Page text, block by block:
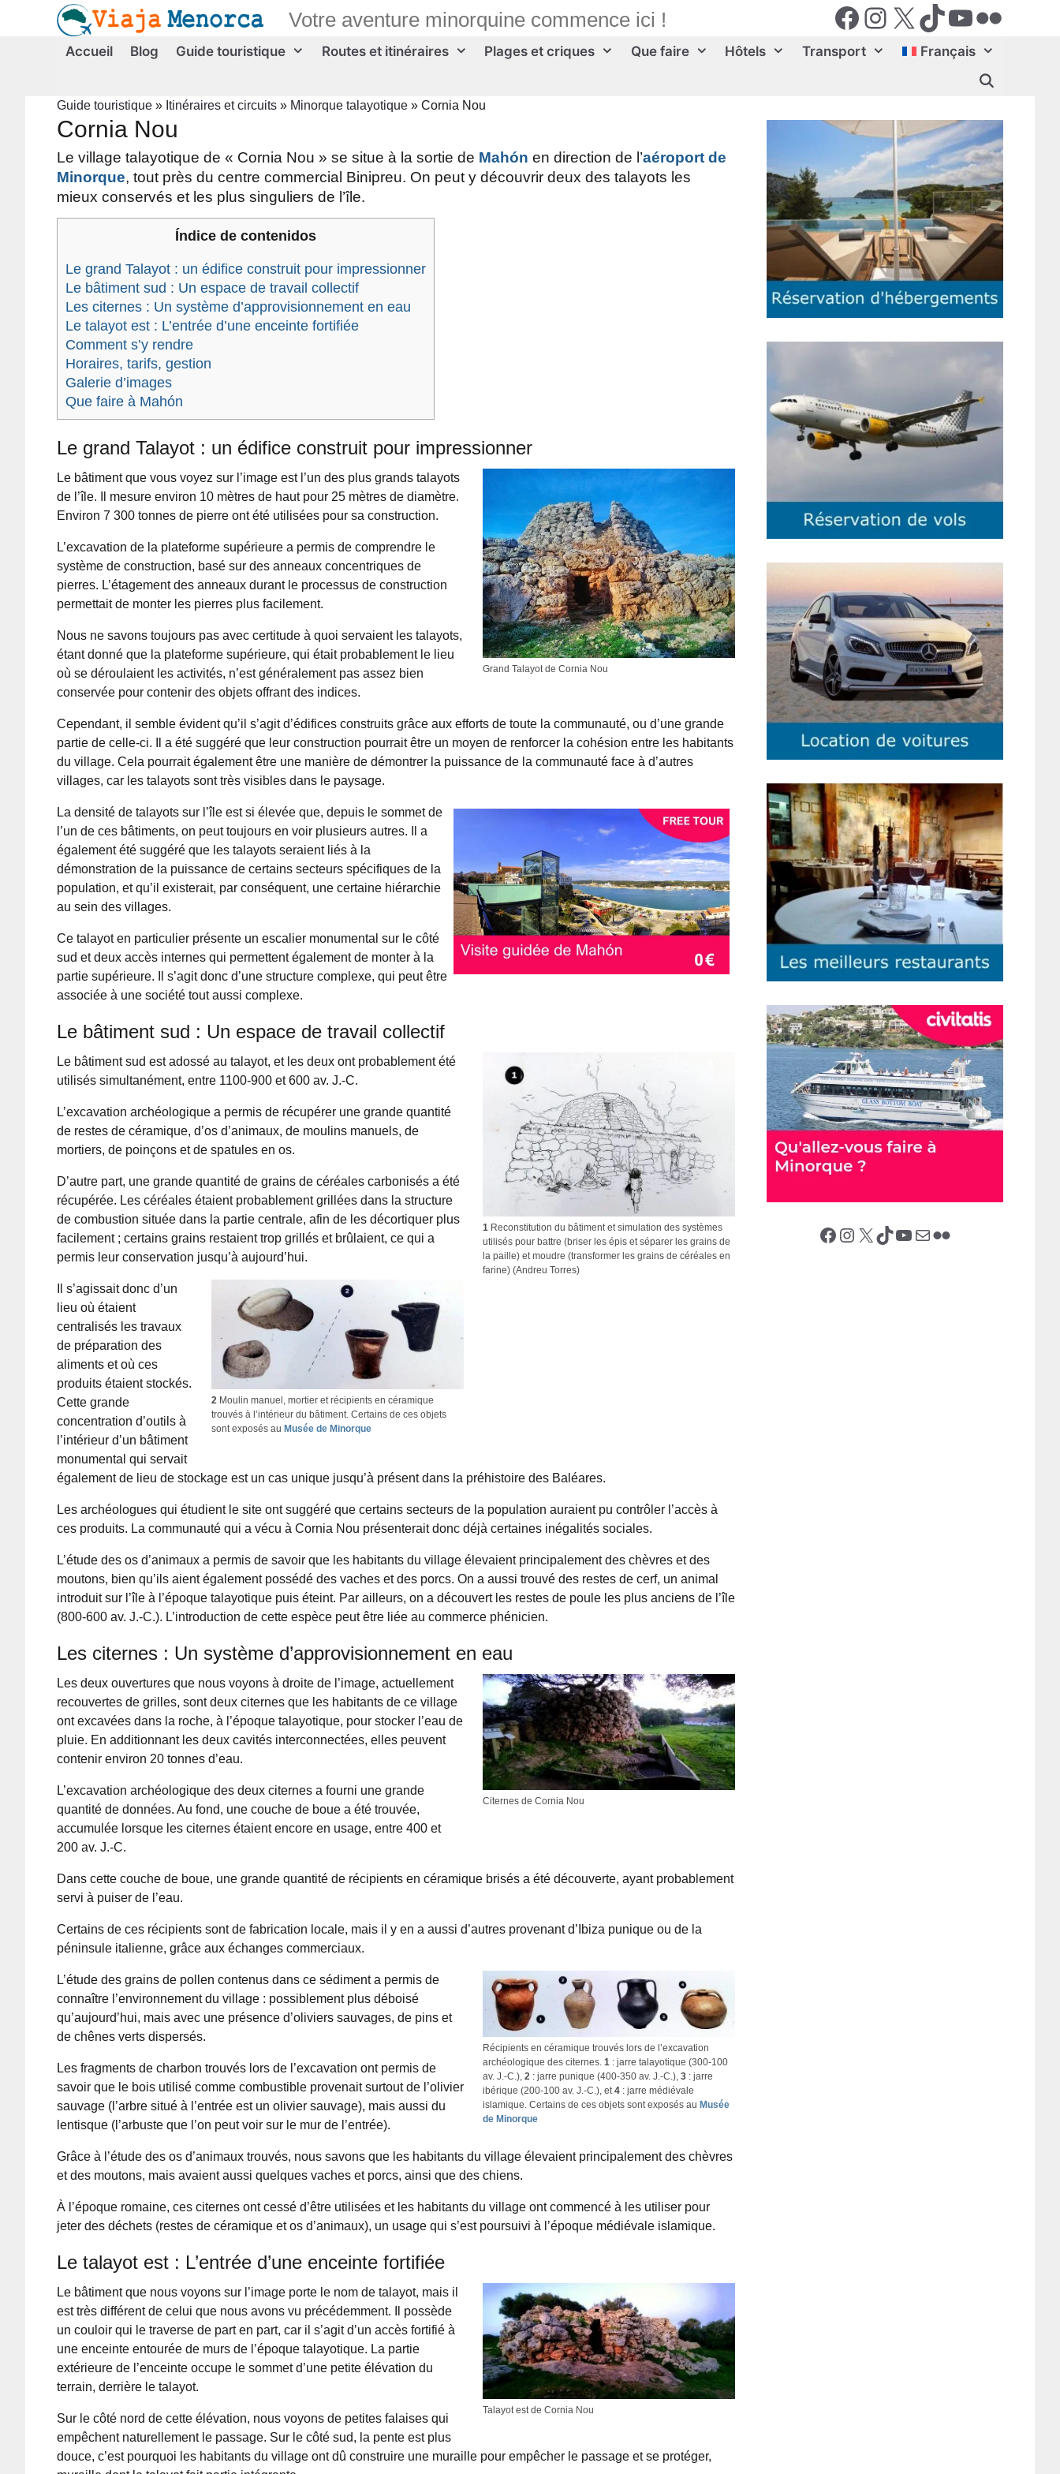
Facebook
Instagram
X (Twiter)
TikTok
YouTube
Flickr
Votre aventure minorquine commence ici !
Accueil Blog Guide touristique Routes et itinéraires Plages et criques Que faire Hôtels Transport Français
Guide touristique » Itinéraires et circuits » Minorque talayotique » Cornia Nou
Cornia Nou
Le village talayotique de « Cornia Nou » se situe à la sortie de Mahón en direction de l’aéroport de
Minorque, tout près du centre commercial Binipreu. On peut y découvrir deux des talayots les
mieux conservés et les plus singuliers de l’île.
Índice de contenidos
Le grand Talayot : un édifice construit pour impressionner
Le bâtiment sud : Un espace de travail collectif
Les citernes : Un système d’approvisionnement en eau
Le talayot est : L’entrée d’une enceinte fortifiée
Comment s’y rendre
Horaires, tarifs, gestion
Galerie d’images
Que faire à Mahón
Le grand Talayot : un édifice construit pour impressionner
Grand Talayot de Cornia Nou
Le bâtiment que vous voyez sur l’image est l’un des plus grands talayots
de l’île. Il mesure environ 10 mètres de haut pour 25 mètres de diamètre.
Environ 7 300 tonnes de pierre ont été utilisées pour sa construction.
L’excavation de la plateforme supérieure a permis de comprendre le
système de construction, basé sur des anneaux concentriques de
pierres. L’étagement des anneaux durant le processus de construction
permettait de monter les pierres plus facilement.
Nous ne savons toujours pas avec certitude à quoi servaient les talayots,
étant donné que la plateforme supérieure, qui était probablement le lieu
où se déroulaient les activités, n’est généralement pas assez bien
conservée pour contenir des objets offrant des indices.
Cependant, il semble évident qu’il s’agit d’édifices construits grâce aux efforts de toute la communauté, ou d’une grande
partie de celle-ci. Il a été suggéré que leur construction pourrait être un moyen de renforcer la cohésion entre les habitants
du village. Cela pourrait également être une manière de démontrer la puissance de la communauté face à d’autres
villages, car les talayots sont très visibles dans le paysage.
La densité de talayots sur l’île est si élevée que, depuis le sommet de
l’un de ces bâtiments, on peut toujours en voir plusieurs autres. Il a
également été suggéré que les talayots seraient liés à la
démonstration de la puissance de certains secteurs spécifiques de la
population, et qu’il existerait, par conséquent, une certaine hiérarchie
au sein des villages.
Ce talayot en particulier présente un escalier monumental sur le côté
sud et deux accès internes qui permettent également de monter à la
partie supérieure. Il s’agit donc d’une structure complexe, qui peut être
associée à une société tout aussi complexe.
Le bâtiment sud : Un espace de travail collectif
1 Reconstitution du bâtiment et simulation des systèmes
utilisés pour battre (briser les épis et séparer les grains de
la paille) et moudre (transformer les grains de céréales en
farine) (Andreu Torres)
Le bâtiment sud est adossé au talayot, et les deux ont probablement été
utilisés simultanément, entre 1100-900 et 600 av. J.-C.
L’excavation archéologique a permis de récupérer une grande quantité
de restes de céramique, d’os d’animaux, de moulins manuels, de
mortiers, de poinçons et de spatules en os.
D’autre part, une grande quantité de grains de céréales carbonisés a été
récupérée. Les céréales étaient probablement grillées dans la structure
de combustion située dans la partie centrale, afin de les décortiquer plus
facilement ; certains grains restaient trop grillés et brûlaient, ce qui a
permis leur conservation jusqu’à aujourd’hui.
2 Moulin manuel, mortier et récipients en céramique
trouvés à l’intérieur du bâtiment. Certains de ces objets
sont exposés au Musée de Minorque
Il s’agissait donc d’un
lieu où étaient
centralisés les travaux
de préparation des
aliments et où ces
produits étaient stockés.
Cette grande
concentration d’outils à
l’intérieur d’un bâtiment
monumental qui servait
également de lieu de stockage est un cas unique jusqu’à présent dans la préhistoire des Baléares.
Les archéologues qui étudient le site ont suggéré que certains secteurs de la population auraient pu contrôler l’accès à
ces produits. La communauté qui a vécu à Cornia Nou présenterait donc déjà certaines inégalités sociales.
L’étude des os d’animaux a permis de savoir que les habitants du village élevaient principalement des chèvres et des
moutons, bien qu’ils aient également possédé des vaches et des porcs. On a aussi trouvé des restes de cerf, un animal
introduit sur l’île à l’époque talayotique puis éteint. Par ailleurs, on a découvert les restes de poule les plus anciens de l’île
(800-600 av. J.-C.). L’introduction de cette espèce peut être liée au commerce phénicien.
Les citernes : Un système d’approvisionnement en eau
Citernes de Cornia Nou
Les deux ouvertures que nous voyons à droite de l’image, actuellement
recouvertes de grilles, sont deux citernes que les habitants de ce village
ont excavées dans la roche, à l’époque talayotique, pour stocker l’eau de
pluie. En additionnant les deux cavités interconnectées, elles peuvent
contenir environ 20 tonnes d’eau.
L’excavation archéologique des deux citernes a fourni une grande
quantité de données. Au fond, une couche de boue a été trouvée,
accumulée lorsque les citernes étaient encore en usage, entre 400 et
200 av. J.-C.
Dans cette couche de boue, une grande quantité de récipients en céramique brisés a été découverte, ayant probablement
servi à puiser de l’eau.
Certains de ces récipients sont de fabrication locale, mais il y en a aussi d’autres provenant d’Ibiza punique ou de la
péninsule italienne, grâce aux échanges commerciaux.
Récipients en céramique trouvés lors de l’excavation
archéologique des citernes. 1 : jarre talayotique (300-100
av. J.-C.), 2 : jarre punique (400-350 av. J.-C.), 3 : jarre
ibérique (200-100 av. J.-C.), et4 : jarre médiévale
islamique. Certains de ces objets sont exposés au Musée
de Minorque
L’étude des grains de pollen contenus dans ce sédiment a permis de
connaître l’environnement du village : possiblement plus déboisé
qu’aujourd’hui, mais avec une présence d’oliviers sauvages, de pins et
de chênes verts dispersés.
Les fragments de charbon trouvés lors de l’excavation ont permis de
savoir que le bois utilisé comme combustible provenait surtout de l’olivier
sauvage (l’arbre situé à l’entrée est un olivier sauvage), mais aussi du
lentisque (l’arbuste que l’on peut voir sur le mur de l’entrée).
Grâce à l’étude des os d’animaux trouvés, nous savons que les habitants du village élevaient principalement des chèvres
et des moutons, mais avaient aussi quelques vaches et porcs, ainsi que des chiens.
À l’époque romaine, ces citernes ont cessé d’être utilisées et les habitants du village ont commencé à les utiliser pour
jeter des déchets (restes de céramique et os d’animaux), un usage qui s’est poursuivi à l’époque médiévale islamique.
Le talayot est : L’entrée d’une enceinte fortifiée
Talayot est de Cornia Nou
Le bâtiment que nous voyons sur l’image porte le nom de talayot, mais il
est très différent de celui que nous avons vu précédemment. Il possède
un couloir qui le traverse de part en part, car il s’agit d’un accès fortifié à
une enceinte entourée de murs de l’époque talayotique. La partie
extérieure de l’enceinte occupe le sommet d’une petite élévation du
terrain, derrière le talayot.
Sur le côté nord de cette élévation, nous voyons de petites falaises qui
empêchent naturellement le passage. Sur le côté sud, la pente est plus
douce, c’est pourquoi les habitants du village ont dû construire une muraille pour empêcher le passage et se protéger,
Facebook Instagram X (Twitter) TikTok YouTube E-mail Flickr